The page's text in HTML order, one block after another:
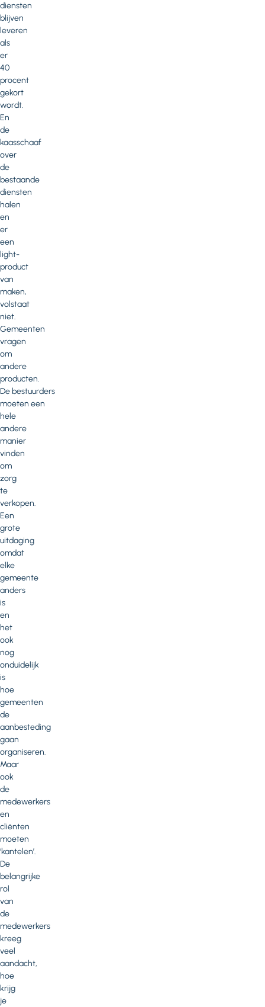
diensten
blijven
leveren
als
er
40
procent
gekort
wordt.
En
de
kaasschaaf
over
de
bestaande
diensten
halen
en
er
een
light-
product
van
maken,
volstaat
niet.
Gemeenten
vragen
om
andere
producten.
De bestuurders
moeten een
hele
andere
manier
vinden
om
zorg
te
verkopen.
Een
grote
uitdaging
omdat
elke
gemeente
anders
is
en
het
ook
nog
onduidelijk
is
hoe
gemeenten
de
aanbesteding
gaan
organiseren.
Maar
ook
de
medewerkers
en
cliënten
moeten
‘kantelen’.
De
belangrijke
rol
van
de
medewerkers
kreeg
veel
aandacht,
hoe
krijg
je